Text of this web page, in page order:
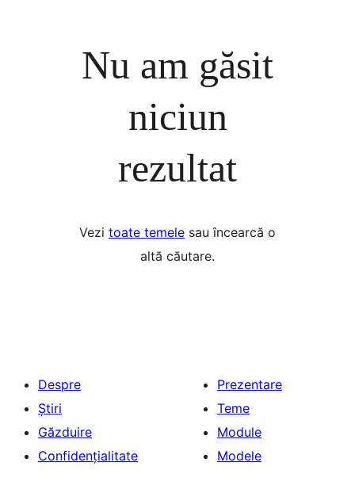
Nu am găsit
niciun
rezultat
Vezi toate temele sau încearcă o
altă căutare.
Despre
Știri
Găzduire
Confidențialitate
Prezentare
Teme
Module
Modele